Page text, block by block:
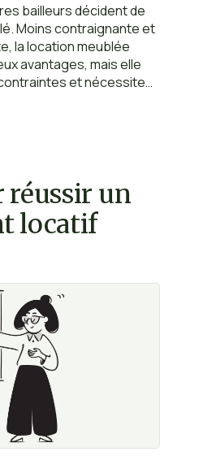
bailleurs décident de
Moins contraignante et
la location meublée
avantages, mais elle
et nécessite
meublé.
réussir un
locatif